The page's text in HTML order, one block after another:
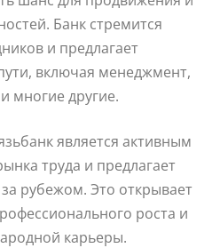
Банк стремится
и предлагает
включая менеджмент,
многие другие.
является активным
труда и предлагает
рубежом. Это открывает
роста и
карьеры.